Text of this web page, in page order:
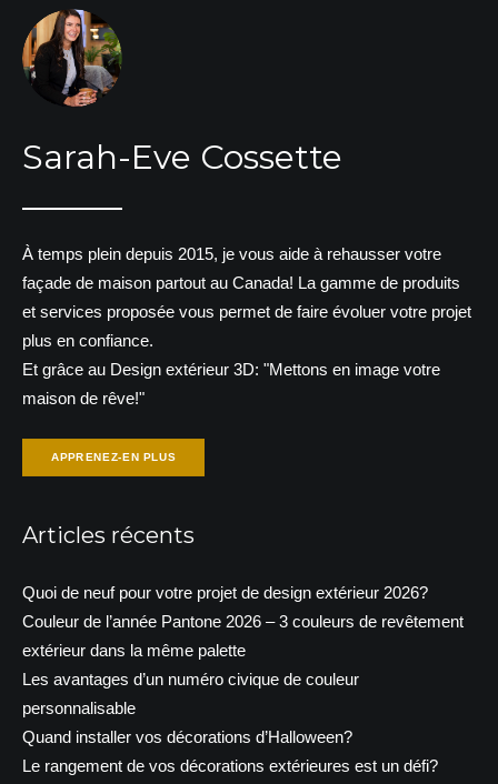
Sarah-Eve Cossette
À temps plein depuis 2015, je vous aide à rehausser votre
façade de maison partout au Canada! La gamme de produits
et services proposée vous permet de faire évoluer votre projet
plus en confiance.
Et grâce au Design extérieur 3D: "Mettons en image votre
maison de rêve!"
APPRENEZ-EN PLUS
Articles récents
Quoi de neuf pour votre projet de design extérieur 2026?
Couleur de l’année Pantone 2026 – 3 couleurs de revêtement
extérieur dans la même palette
Les avantages d’un numéro civique de couleur
personnalisable
Quand installer vos décorations d’Halloween?
Le rangement de vos décorations extérieures est un défi?